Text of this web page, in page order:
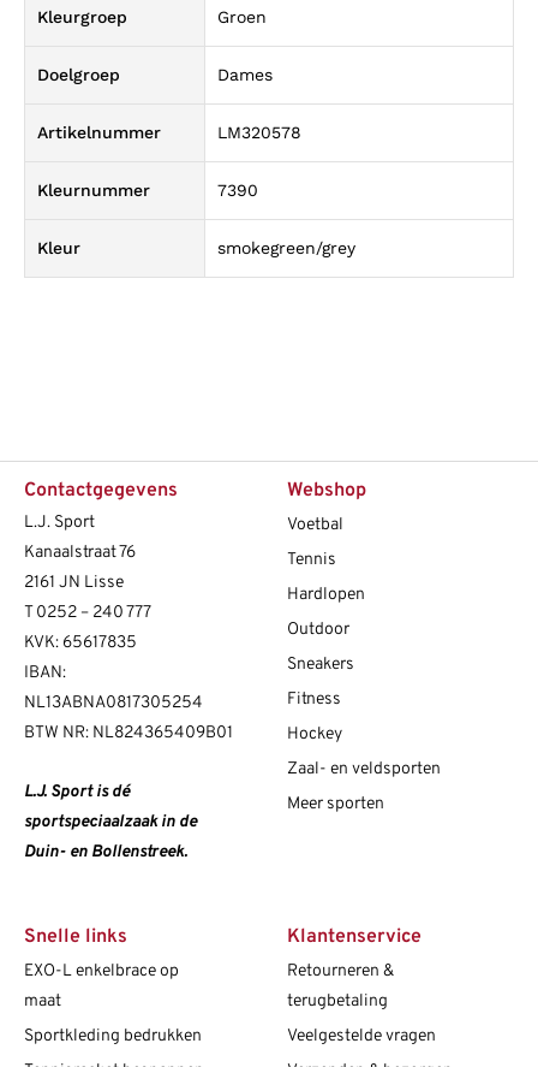
Kleurgroep Groen
Doelgroep Dames
Artikelnummer LM320578
Kleurnummer 7390
Kleur smokegreen/grey
Contactgegevens
L.J. Sport
Kanaalstraat 76
2161 JN Lisse
T0252 – 240 777
KVK: 65617835
IBAN:
NL13ABNA0817305254
BTW NR: NL824365409B01
L.J. Sport is dé
sportspeciaalzaak in de
Duin- en Bollenstreek.
Webshop
Voetbal
Tennis
Hardlopen
Outdoor
Sneakers
Fitness
Hockey
Zaal- en veldsporten
Meer sporten
Snelle links
EXO-L enkelbrace op
maat
Sportkleding bedrukken
Klantenservice
Retourneren &
terugbetaling
Veelgestelde vragen